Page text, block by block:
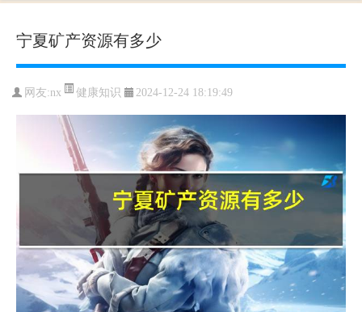
宁夏矿产资源有多少
网友:nx 健康知识 2024-12-24 18:19:49